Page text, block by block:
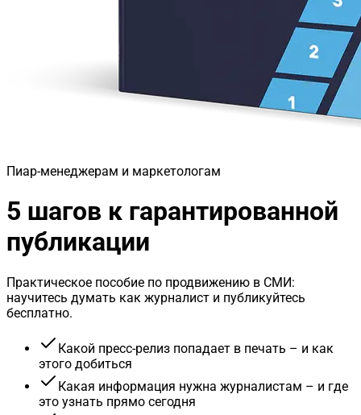
Пиар-менеджерам и маркетологам
5 шагов к гарантированной
публикации
Практическое пособие по продвижению в СМИ:
научитесь думать как журналист и публикуйтесь
бесплатно.
Какой пресс-релиз попадает в печать – и как
этого добиться
Какая информация нужна журналистам – и где
это узнать прямо сегодня